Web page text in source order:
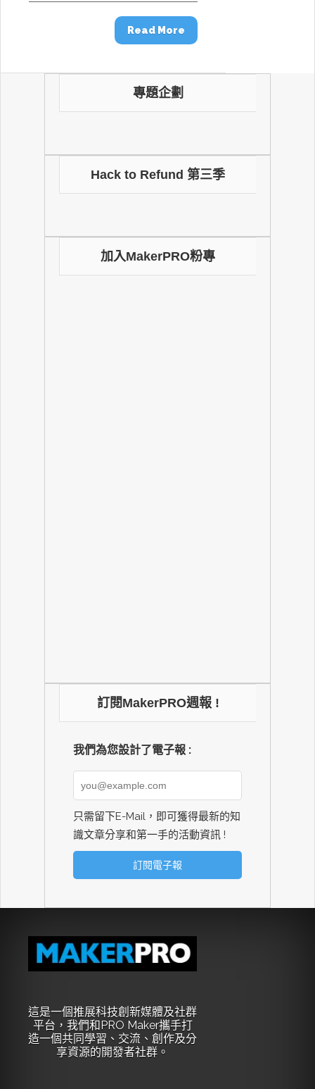
Read More
專題企劃
Hack to Refund 第三季
加入MakerPRO粉專
訂閱MakerPRO週報 !
我們為您設計了電子報 :
只需留下E-Mail，即可獲得最新的知
識文章分享和第一手的活動資訊 !
這是一個推展科技創新媒體及社群
平台，我們和PRO Maker攜手打
造一個共同學習、交流、創作及分
享資源的開發者社群。